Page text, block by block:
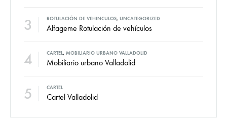
3 ROTULACIÓN DE VEHINCULOS, UNCATEGORIZED
Alfageme Rotulación de vehículos
4 CARTEL, MOBILIARIO URBANO VALLADOLID
Mobiliario urbano Valladolid
5 CARTEL
Cartel Valladolid